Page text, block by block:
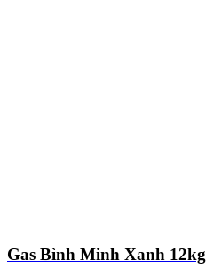
Gas Bình Minh Xanh 12kg